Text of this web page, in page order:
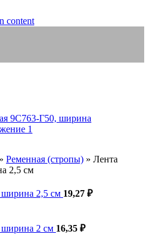
content
» Ременная (стропы) » Лента
2,5 см
ширина 2,5 см 19,27 ₽
ширина 2 см 16,35 ₽